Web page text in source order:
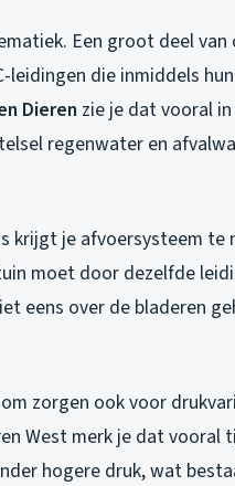
Een groot deel van
leidingen die inmiddels
Dieren zie je dat vooral
regenwater en
krijgt je afvoersysteem te
moet door dezelfde
eens over de bladeren
zorgen ook voor
West merk je dat vooral
hogere druk, wat